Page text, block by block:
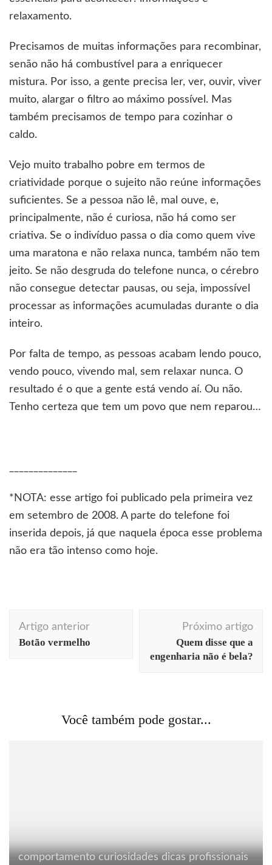
relaxamento.
Precisamos de muitas informações para recombinar,
senão não há combustível para a enriquecer
mistura. Por isso, a gente precisa ler, ver, ouvir, viver
muito, alargar o filtro ao máximo possível. Mas
também precisamos de tempo para cozinhar o
caldo.
Vejo muito trabalho pobre em termos de
criatividade porque o sujeito não reúne informações
suficientes. Se a pessoa não lê, mal ouve, e,
principalmente, não é curiosa, não há como ser
criativa. Se o indivíduo passa o dia como quem vive
uma maratona e não relaxa nunca, também não tem
jeito. Se não desgruda do telefone nunca, o cérebro
não consegue detectar pausas, ou seja, impossível
processar as informações acumuladas durante o dia
inteiro.
Por falta de tempo, as pessoas acabam lendo pouco,
vendo pouco, vivendo mal, sem relaxar nunca. O
resultado é o que a gente está vendo aí. Ou não.
Tenho certeza que tem um povo que nem reparou…
*NOTA: esse artigo foi publicado pela primeira vez
em setembro de 2008. A parte do telefone foi
inserida depois, já que naquela época esse problema
não era tão intenso como hoje.
de
Artigo anterior
Botão vermelho
Próximo artigo
Quem disse que a
engenharia não é bela?
Você também pode gostar...
comportamento curiosidades dicas profissionais